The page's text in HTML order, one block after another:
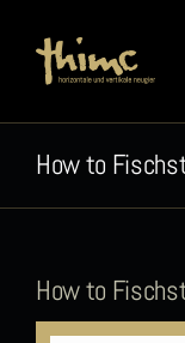
springen
How to
How to